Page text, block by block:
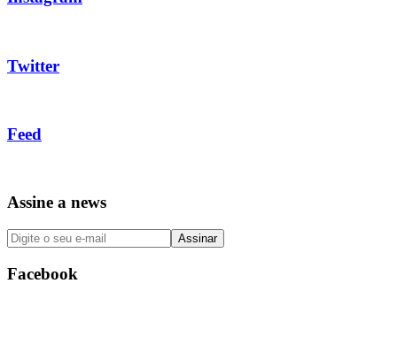
Twitter
Feed
Assine a news
Facebook